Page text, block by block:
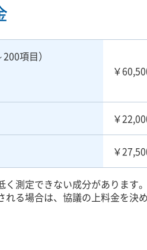
項目）
￥
￥
￥
測定できない成分があります。
る場合は、協議の上料金を決